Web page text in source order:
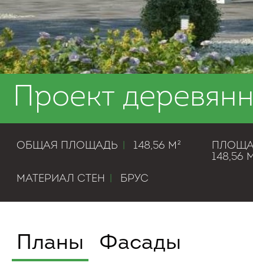
Проект
ОБЩАЯ ПЛОЩАДЬ 148,56 М²
148,56
МАТЕРИАЛ СТЕН БРУС
Планы Фасады